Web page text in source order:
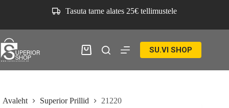
Tasuta tarne alates 25€ tellimustele
Ostukorv SU.VI SHOP
Avaleht Superior Prillid 21220